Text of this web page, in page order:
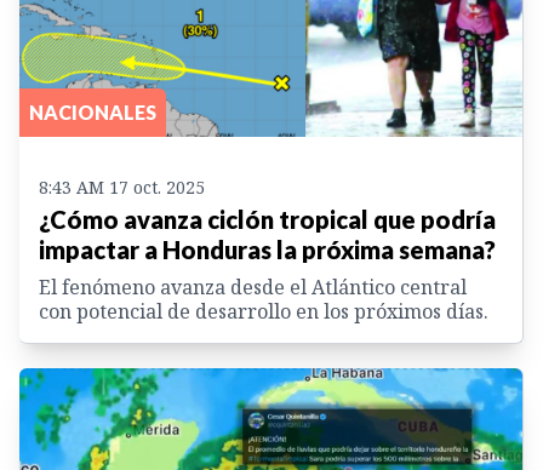
NACIONALES
8:43 AM 17 oct. 2025
¿Cómo avanza ciclón tropical que podría
impactar a Honduras la próxima semana?
El fenómeno avanza desde el Atlántico central
con potencial de desarrollo en los próximos días.